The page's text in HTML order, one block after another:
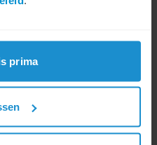
prima
aanbod fors
in de regio al meer